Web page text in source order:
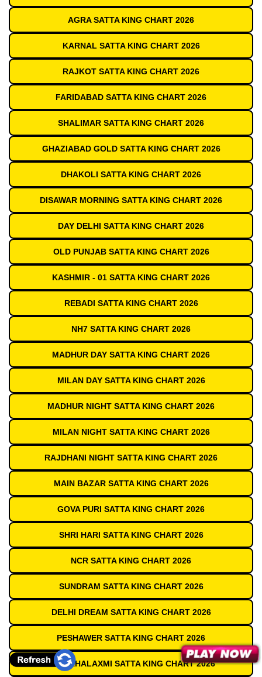
AGRA SATTA KING CHART 2026
KARNAL SATTA KING CHART 2026
RAJKOT SATTA KING CHART 2026
FARIDABAD SATTA KING CHART 2026
SHALIMAR SATTA KING CHART 2026
GHAZIABAD GOLD SATTA KING CHART 2026
DHAKOLI SATTA KING CHART 2026
DISAWAR MORNING SATTA KING CHART 2026
DAY DELHI SATTA KING CHART 2026
OLD PUNJAB SATTA KING CHART 2026
KASHMIR - 01 SATTA KING CHART 2026
REBADI SATTA KING CHART 2026
NH7 SATTA KING CHART 2026
MADHUR DAY SATTA KING CHART 2026
MILAN DAY SATTA KING CHART 2026
MADHUR NIGHT SATTA KING CHART 2026
MILAN NIGHT SATTA KING CHART 2026
RAJDHANI NIGHT SATTA KING CHART 2026
MAIN BAZAR SATTA KING CHART 2026
GOVA PURI SATTA KING CHART 2026
SHRI HARI SATTA KING CHART 2026
NCR SATTA KING CHART 2026
SUNDRAM SATTA KING CHART 2026
DELHI DREAM SATTA KING CHART 2026
PESHAWER SATTA KING CHART 2026
JAI MAHALAXMI SATTA KING CHART 2026